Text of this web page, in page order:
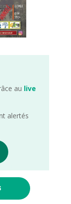
au live
alertés